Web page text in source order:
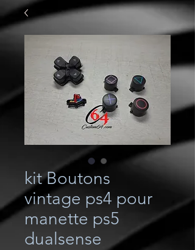
kit Boutons
vintage ps4 pour
manette ps5
dualsense